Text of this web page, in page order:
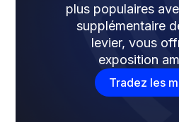
plus populaires
supplémentaire
levier, vous
exposition
Tradez les